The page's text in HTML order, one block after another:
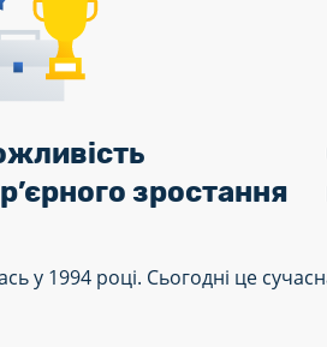
зростання
у 1994 році. Сьогодні це